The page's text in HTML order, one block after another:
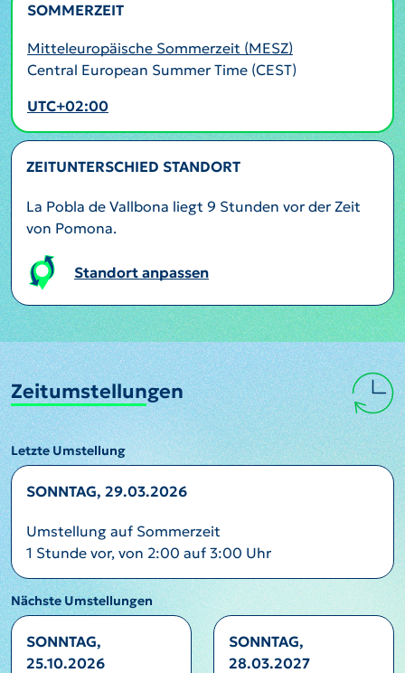
SOMMERZEIT
Mitteleuropäische Sommerzeit (MESZ)
Central European Summer Time (CEST)
UTC+02:00
ZEITUNTERSCHIED STANDORT
La Pobla de Vallbona liegt 9 Stunden vor der Zeit
von Pomona.
Standort anpassen
Zeitumstellungen
Letzte Umstellung
SONNTAG, 29.03.2026
Umstellung auf Sommerzeit
1 Stunde vor, von 2:00 auf 3:00 Uhr
Nächste Umstellungen
SONNTAG,
25.10.2026
SONNTAG,
28.03.2027